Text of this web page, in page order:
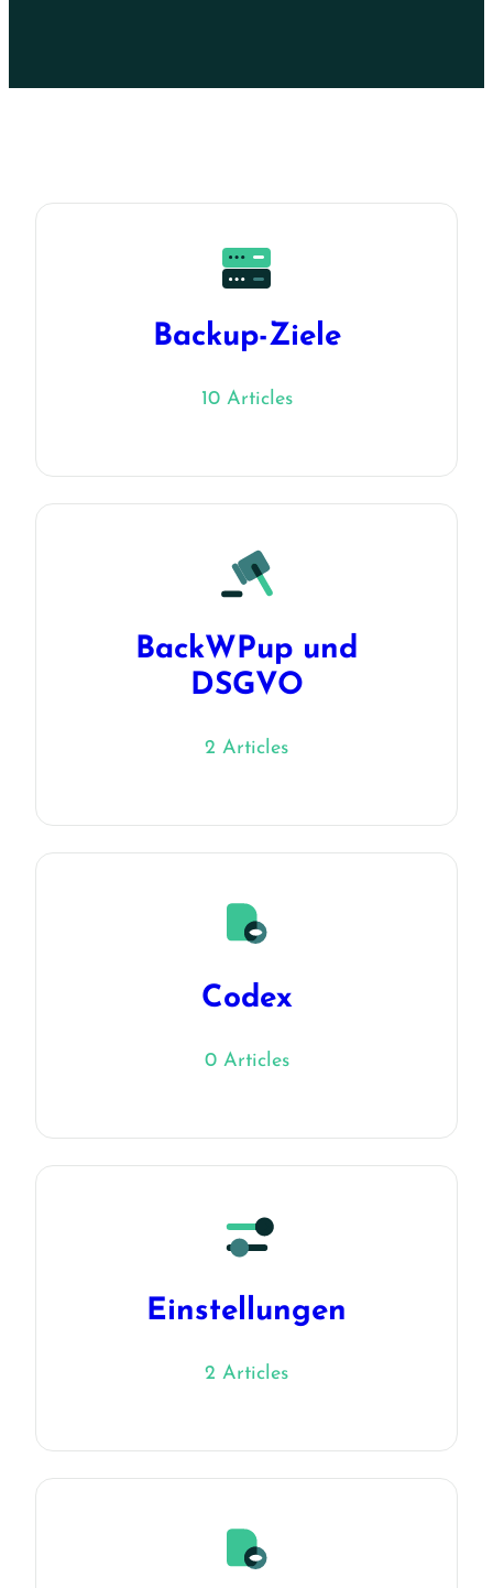
Backup-Ziele
10 Articles
BackWPup und
DSGVO
2 Articles
Codex
0 Articles
Einstellungen
2 Articles